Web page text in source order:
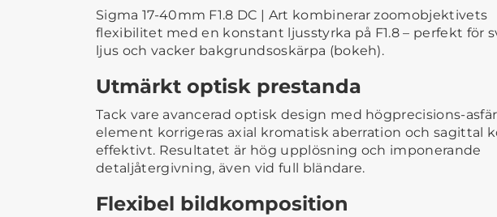
Sigma 17-40mm F1.8 DC | Art kombinerar zoomobjektivets
flexibilitet med en konstant ljusstyrka på F1.8 – perfekt för
ljus och vacker bakgrundsoskärpa (bokeh).
Utmärkt optisk prestanda
Tack vare avancerad optisk design med högprecisions-
element korrigeras axial kromatisk aberration och sagittal
effektivt. Resultatet är hög upplösning och imponerande
detaljåtergivning, även vid full bländare.
Flexibel bildkomposition